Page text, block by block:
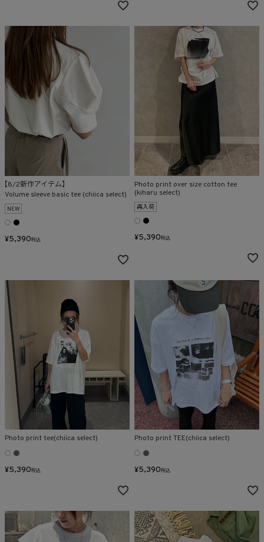
【8/2新作アイテム】
Volume sleeve basic tee (chiica select)
NEW
¥5,390税込
Photo print over size cotton tee
(kiharu select)
再入荷
¥5,390税込
Photo print tee(chiica select)
¥5,390税込
Photo print TEE(chiica select)
¥5,390税込